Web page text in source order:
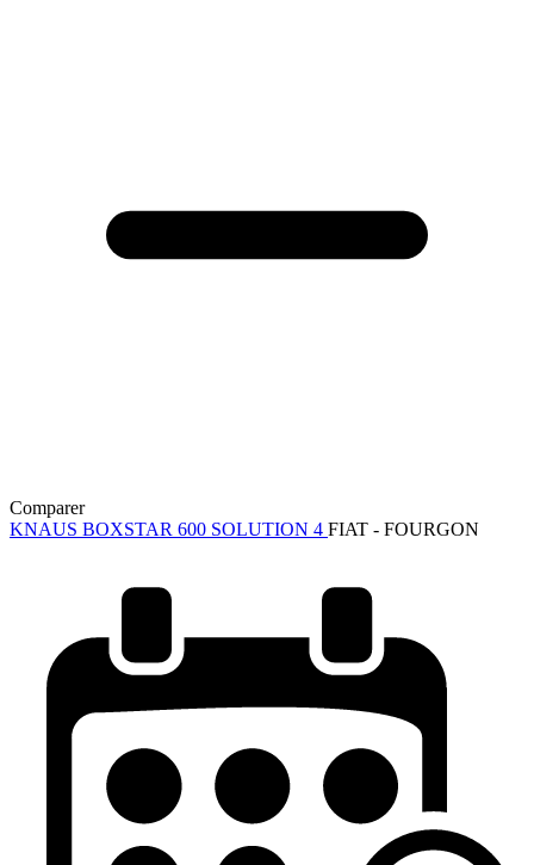
Comparer
KNAUS BOXSTAR 600 SOLUTION 4 FIAT - FOURGON